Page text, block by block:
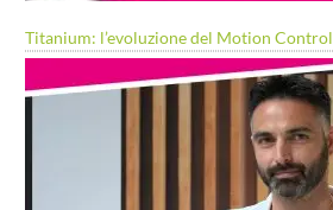
Titanium: l’evoluzione del Motion Control